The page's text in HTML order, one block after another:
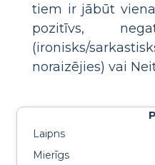
tiem ir jābūt
pozitīvs,
(ironisks/
noraizējies) vai
Laipns
Mierīgs